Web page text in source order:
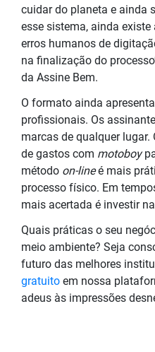
cuidar do planeta e ainda
esse sistema, ainda
erros humanos de
na finalização do processo
da Assine Bem.
O formato ainda
profissionais. Os
marcas de qualquer
de gastos com motoboy
método on-lineé mais
processo físico. Em
mais acertada é investir
Quais práticas o seu
meio ambiente? Seja
futuro das melhores
gratuito em nossa
adeus às impressões